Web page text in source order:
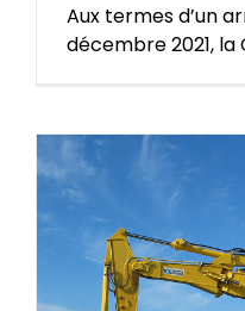
Aux termes d’un
décembre 2021, la